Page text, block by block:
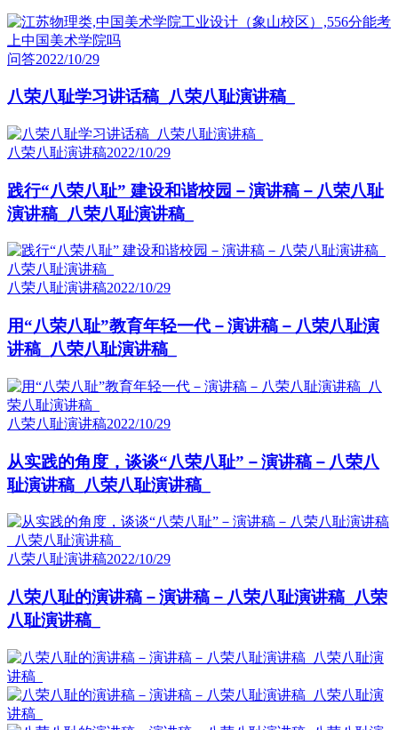
问答2022/10/29
八荣八耻学习讲话稿_八荣八耻演讲稿_
八荣八耻演讲稿2022/10/29
践行“八荣八耻” 建设和谐校园－演讲稿－八荣八耻
演讲稿_八荣八耻演讲稿_
八荣八耻演讲稿2022/10/29
用“八荣八耻”教育年轻一代－演讲稿－八荣八耻演
讲稿_八荣八耻演讲稿_
八荣八耻演讲稿2022/10/29
从实践的角度，谈谈“八荣八耻”－演讲稿－八荣八
耻演讲稿_八荣八耻演讲稿_
八荣八耻演讲稿2022/10/29
八荣八耻的演讲稿－演讲稿－八荣八耻演讲稿_八荣
八耻演讲稿_